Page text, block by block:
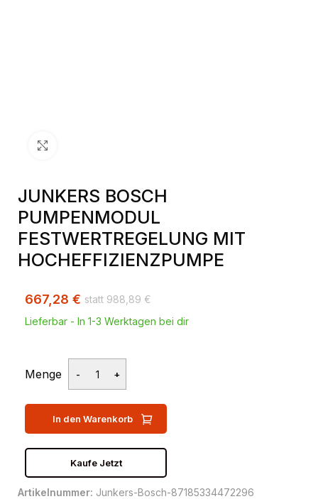
JUNKERS BOSCH
PUMPENMODUL
FESTWERTREGELUNG MIT
HOCHEFFIZIENZPUMPE
988,89 €
667,28 €
Lieferbar - In 1-3 Werktagen bei dir
Menge
In den Warenkorb
Kaufe Jetzt
Artikelnummer: Junkers-Bosch-87185334472296